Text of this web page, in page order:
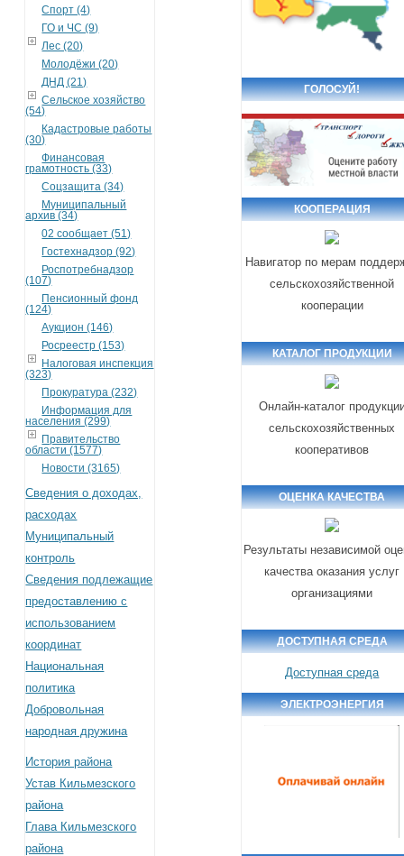
Спорт (4)
ГО и ЧС (9)
Лес (20)
Молодёжи (20)
ДНД (21)
Сельское хозяйство
(54)
Кадастровые работы
(30)
Финансовая
грамотность (33)
Соцзащита (34)
Муниципальный
архив (34)
02 сообщает (51)
Гостехнадзор (92)
Роспотребнадзор
(107)
Пенсионный фонд
(124)
Аукцион (146)
Росреестр (153)
Налоговая инспекция
(323)
Прокуратура (232)
Информация для
населения (299)
Правительство
области (1577)
Новости (3165)
Сведения о доходах,
расходах
Муниципальный
контроль
Сведения подлежащие
предоставлению с
использованием
координат
Национальная
политика
Добровольная
народная дружина
История района
Устав Кильмезского
района
Глава Кильмезского
района
ГОЛОСУЙ!
КООПЕРАЦИЯ
Навигатор по мерам
сельскохозяйственной
кооперации
КАТАЛОГ ПРОДУКЦИИ
Онлайн-каталог
сельскохозяйственных
кооперативов
ОЦЕНКА КАЧЕСТВА
Результаты независимой
качества оказания услуг
организациями
ДОСТУПНАЯ СРЕДА
Доступная среда
ЭЛЕКТРОЭНЕРГИЯ